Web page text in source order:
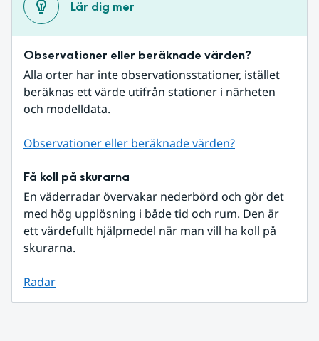
Lär dig mer
Observationer eller beräknade värden?
Alla orter har inte observationsstationer, istället
beräknas ett värde utifrån stationer i närheten
och modelldata.
Observationer eller beräknade värden?
Få koll på skurarna
En väderradar övervakar nederbörd och gör det
med hög upplösning i både tid och rum. Den är
ett värdefullt hjälpmedel när man vill ha koll på
skurarna.
Radar